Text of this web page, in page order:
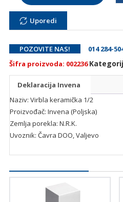
Uporedi
POZOVITE NAS!
014 284-
Šifra proizvoda: 002236
Deklaracija Invena
Naziv: Virbla keramička 1/2
Proizvođač: Invena (Poljska)
Zemlja porekla: N.R.K.
Uvoznik: Čavra DOO, Valjevo